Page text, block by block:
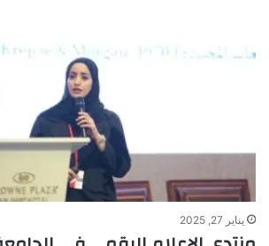
يناير 27, 2025